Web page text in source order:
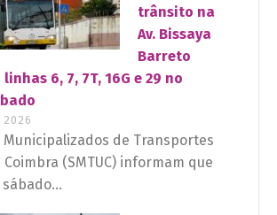
trânsito na
Av. Bissaya
Barreto
6, 7, 7T, 16G e 29 no
Municipalizados de Transportes
(SMTUC) informam que